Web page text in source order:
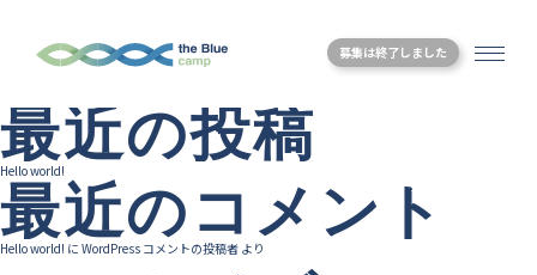
募集は終了しました
投
稿
ナ
ビ
日経MJにて大きく取り上げていただきました
最近の投稿
Hello world!
最近のコメント
Hello world! に WordPress コメントの投稿者 より